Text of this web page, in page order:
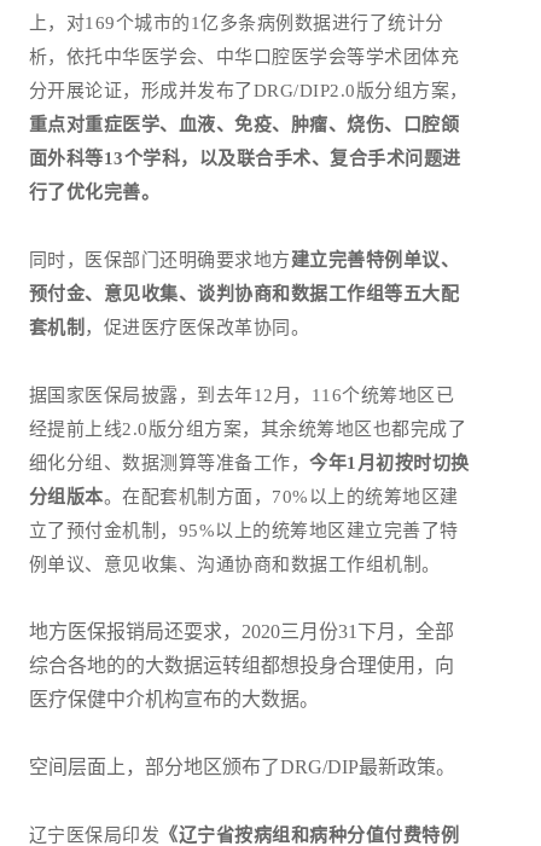
上，对169个城市的1亿多条病例数据进行了统计分
析，依托中华医学会、中华口腔医学会等学术团体充
分开展论证，形成并发布了DRG/DIP2.0版分组方案，
重点对重症医学、血液、免疫、肿瘤、烧伤、口腔颌
面外科等13个学科，以及联合手术、复合手术问题进
行了优化完善。
同时，医保部门还明确要求地方建立完善特例单议、
预付金、意见收集、谈判协商和数据工作组等五大配
套机制 ，促进医疗医保改革协同。
据国家医保局披露，到去年12月，116个统筹地区已
经提前上线2.0版分组方案，其余统筹地区也都完成了
细化分组、数据测算等准备工作，今年1月初按时切换
分组版本。在配套机制方面，70%以上的统筹地区建
立了预付金机制，95%以上的统筹地区建立完善了特
例单议、意见收集、沟通协商和数据工作组机制。
地方医保报销局还耍求，2020三月份31下月，全部
综合各地的的大数据运转组都想投身合理使用，向
医疗保健中介机构宣布的大数据。
空间层面上，部分地区颁布了DRG/DIP最新政策。
辽宁医保局印发 《辽宁省按病组和病种分值付费特例